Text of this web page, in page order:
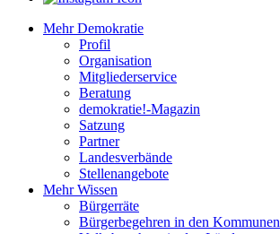
Mehr Demokratie
Profil
Organisation
Mitgliederservice
Beratung
demokratie!-Magazin
Satzung
Partner
Landesverbände
Stellenangebote
Mehr Wissen
Bürgerräte
Bürgerbegehren in den Kommunen